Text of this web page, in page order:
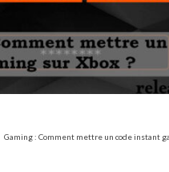
Gaming : Comment mettre un code instant